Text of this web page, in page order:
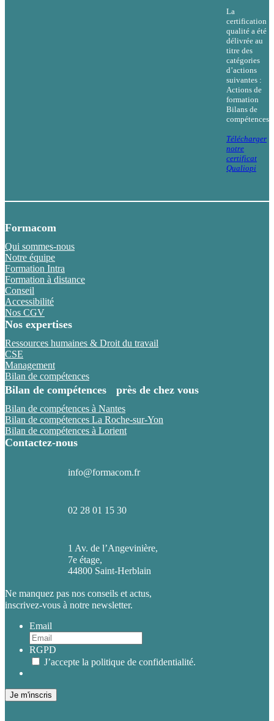
La
certification
qualité a été
délivrée au
titre des
catégories
d’actions
suivantes :
Actions de
formation
Bilans de
compétences
Télécharger
notre
certificat
Qualiopi
Formacom
Qui sommes-nous
Notre équipe
Formation Intra
Formation à distance
Conseil
Accessibilité
Nos CGV
Nos expertises
Ressources humaines & Droit du travail
CSE
Management
Bilan de compétences
Bilan de compétences près de chez vous
Bilan de compétences à Nantes
Bilan de compétences La Roche-sur-Yon
Bilan de compétences à Lorient
Contactez-nous
info@formacom.fr
02 28 01 15 30
1 Av. de l’Angevinière,
7e étage,
44800 Saint-Herblain
Ne manquez pas nos conseils et actus,
inscrivez-vous à notre newsletter.
Email
RGPD
J’accepte la politique de confidentialité.
Je m'inscris